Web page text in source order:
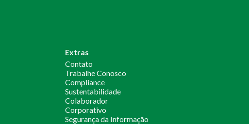
Extras
Contato
Trabalhe Conosco
Compliance
Sustentabilidade
Colaborador
Corporativo
Segurança da Informação